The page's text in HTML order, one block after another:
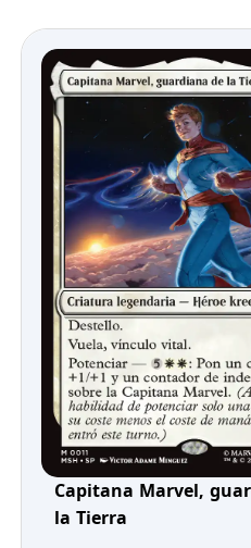
Capitana Marvel,
la Tierra